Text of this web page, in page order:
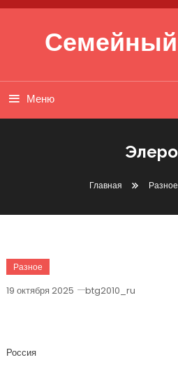
Перейти к содержимому
Семейный
Меню
Главная Разное
Разное
19 октября 2025 btg2010_ru
Россия